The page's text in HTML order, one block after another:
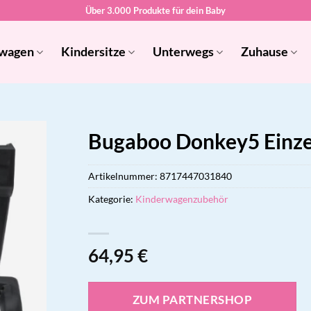
Über 3.000 Produkte für dein Baby
Kindersitze Unterwegs Zuhause
Bugaboo Donkey5
64,95€
ZUM PARTNERSHOP
Artikelnummer: 8717447031840
Kategorie: Kinderwagenzubehör